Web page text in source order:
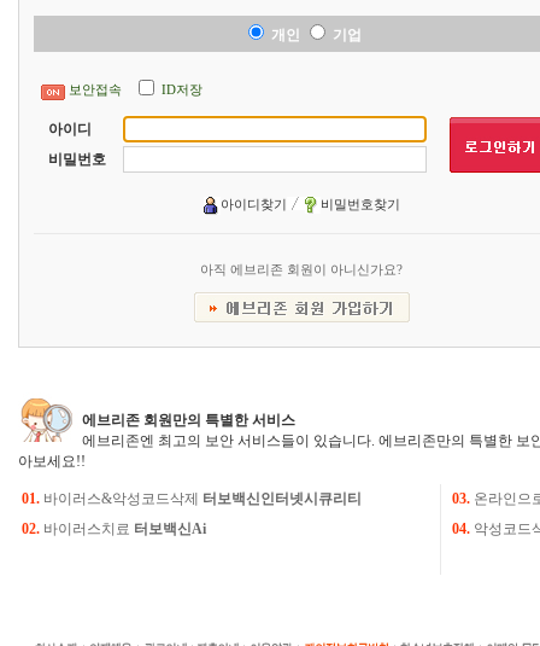
개인 기업
보안접속 ID저장
아이디
비밀번호
아이디찾기 비밀번호찾기
아직 에브리존 회원이 아니신가요?
에브리존 회원만의 특별한 서비스
에브리존엔 최고의 보안 서비스들이 있습니다. 에브리존만의 특별한 보
아보세요!!
01. 바이러스&악성코드삭제 터보백신인터넷시큐리티 03. 온라인으
02. 바이러스치료 터보백신Ai 04. 악성코드